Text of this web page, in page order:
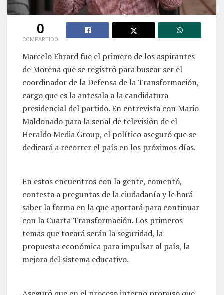
0
COMPARTIDO
Marcelo Ebrard fue el primero de los aspirantes
de Morena que se registró para buscar ser el
coordinador de la Defensa de la Transformación,
cargo que es la antesala a la candidatura
presidencial del partido. En entrevista con Mario
Maldonado para la señal de televisión de el
Heraldo Media Group, el político aseguró que se
dedicará a recorrer el país en los próximos días.
En estos encuentros con la gente, comentó,
contesta a preguntas de la ciudadanía y le hará
saber la forma en la que aportará para continuar
con la Cuarta Transformación. Los primeros
temas que tocará serán la seguridad, la
propuesta económica para impulsar al país, la
mejora del sistema educativo.